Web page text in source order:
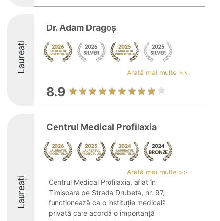
Laureați
Dr. Adam Dragoș
Arată mai multe >>
8.9
Laureați
Centrul Medical Profilaxia
Arată mai multe >>
Centrul Medical Profilaxia, aflat în
Timișoara pe Strada Drubeta, nr. 97,
funcționează ca o instituție medicală
privată care acordă o importanță